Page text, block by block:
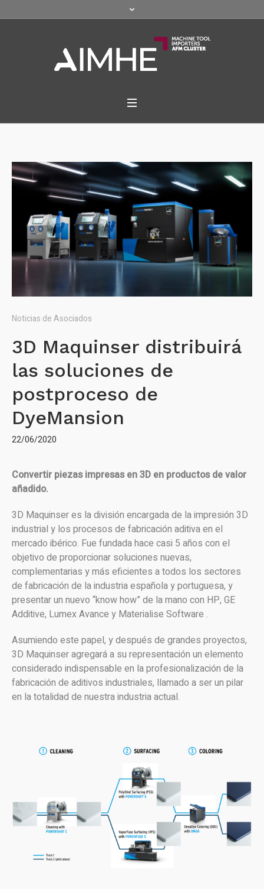
Noticias de Asociados
3D Maquinser distribuirá
las soluciones de
postproceso de
DyeMansion
22/06/2020
Convertir piezas impresas en 3D en productos de valor
añadido.
3D Maquinser es la división encargada de la impresión 3D
industrial y los procesos de fabricación aditiva en el
mercado ibérico. Fue fundada hace casi 5 años con el
objetivo de proporcionar soluciones nuevas,
complementarias y más eficientes a todos los sectores
de fabricación de la industria española y portuguesa, y
presentar un nuevo “know how” de la mano con HP, GE
Additive, Lumex Avance y Materialise Software .
Asumiendo este papel, y después de grandes proyectos,
3D Maquinser agregará a su representación un elemento
considerado indispensable en la profesionalización de la
fabricación de aditivos industriales, llamado a ser un pilar
en la totalidad de nuestra industria actual.